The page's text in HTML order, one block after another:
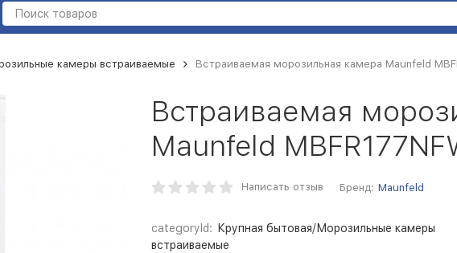
камеры встраиваемые Встраиваемая морозильная камера Maunfeld
Встраиваемая
Maunfeld
Написать отзыв Бренд: Maunfeld
categoryId:
Крупная бытовая/Морозильные камеры
встраиваемые